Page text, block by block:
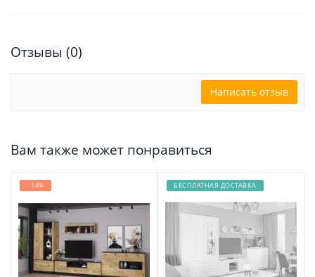
Отзывы (0)
Написать отзыв
Вам также может понравиться
- 14% БЕСПЛАТНАЯ ДОСТАВКА